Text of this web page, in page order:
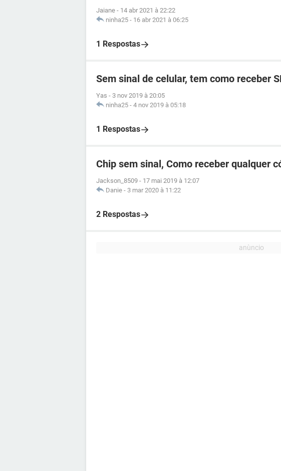
Jaiane - 14 abr 2021 à 22:22
ninha25 - 16 abr 2021 à 06:25
1 Respostas
Sem sinal de celular, tem como receber
Yas - 3 nov 2019 à 20:05
ninha25 - 4 nov 2019 à 05:18
1 Respostas
Chip sem sinal, Como receber qualquer
Jackson_8509 - 17 mai 2019 à 12:07
Danie - 3 mar 2020 à 11:22
2 Respostas